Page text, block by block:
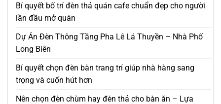
Bí quyết bố trí đèn thả quán cafe chuẩn đẹp cho người
lần đầu mở quán
Dự Án Đèn Thông Tầng Pha Lê Lá Thuyền – Nhà Phố
Long Biên
Bí quyết chọn đèn bàn trang trí giúp nhà hàng sang
trọng và cuốn hút hơn
Nên chọn đèn chùm hay đèn thả cho bàn ăn – Lựa